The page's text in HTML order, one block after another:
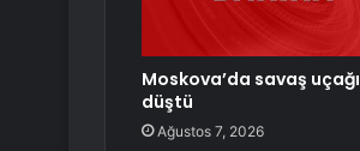
Moskova’da savaş uçağı
düştü
Ağustos 7, 2026